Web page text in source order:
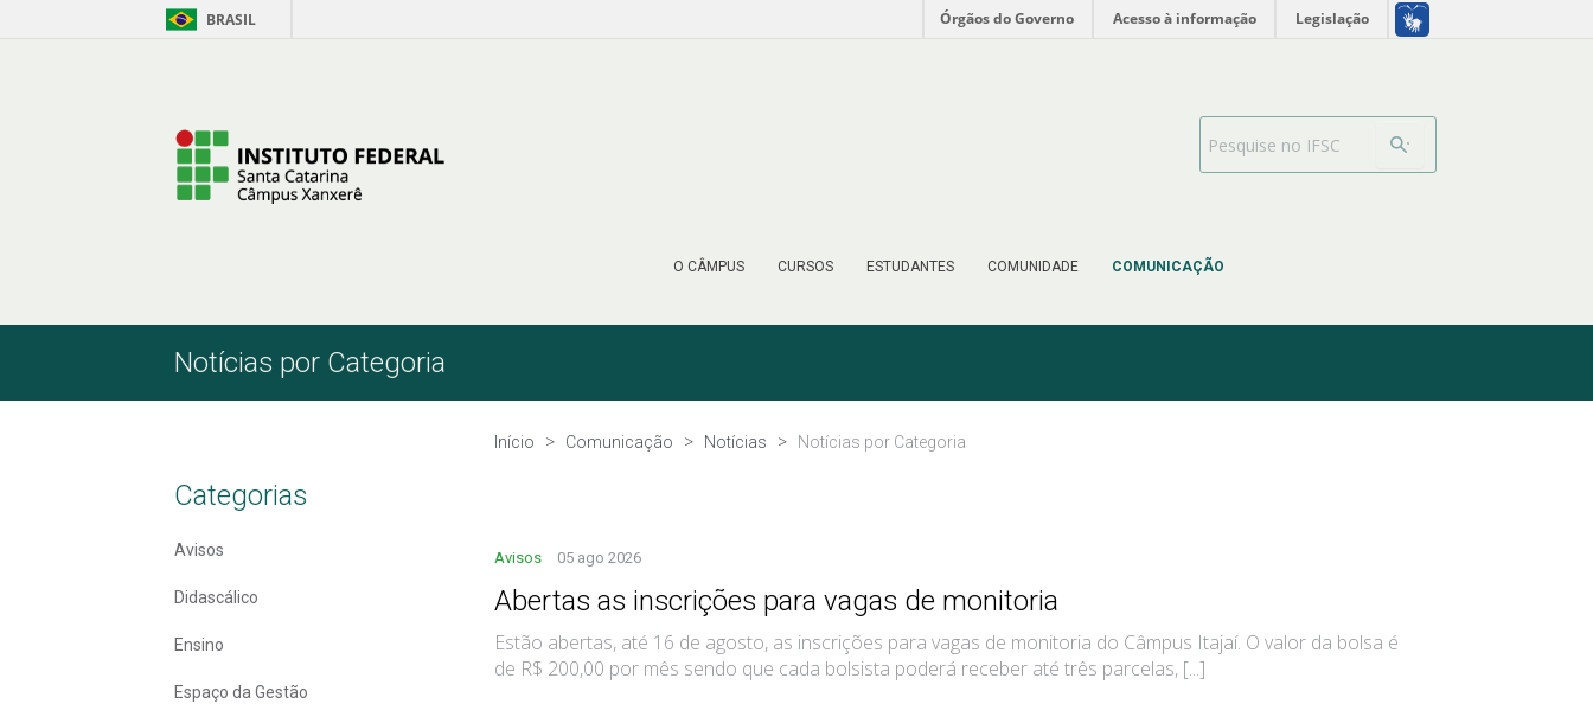
Pular para o Conteúdo BRASIL Órgãos do Governo Acesso à informação Legislação
O CÂMPUS CURSOS ESTUDANTES COMUNIDADE COMUNICAÇÃO
Barra de busca
Notícias por Categoria
Categorias
Avisos
Didascálico
Ensino
Espaço da Gestão
Início Comunicação Notícias Notícias por Categoria
Avisos 05 ago 2026
Abertas as inscrições para vagas de monitoria
Estão abertas, até 16 de agosto, as inscrições para vagas de monitoria do Câmpus Itajaí. O valor da bolsa é
de R$ 200,00 por mês sendo que cada bolsista poderá receber até três parcelas, [...]